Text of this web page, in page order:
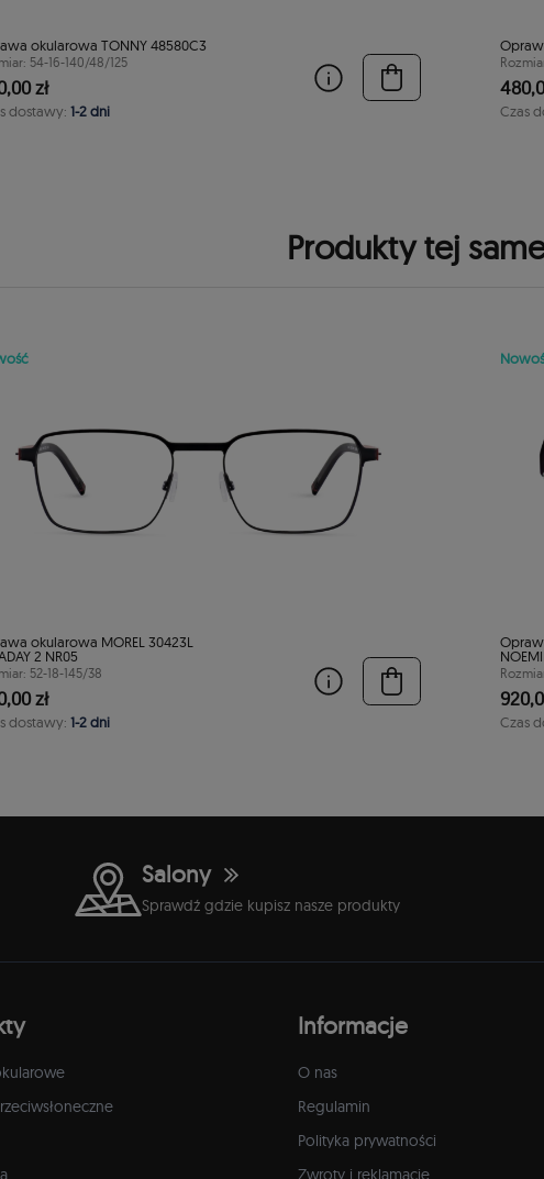
okularowa TONNY 48580C3
54-16-140/48/125
zł
dostawy: 1-2 dni Czas
Produkty tej
okularowa MOREL 30423L
2 NR05
52-18-145/38
zł
dostawy: 1-2 dni Czas
Salony
Sprawdź gdzie kupisz nasze produkty
Informacje
O nas
Regulamin
Polityka prywatności
Zwroty i reklamacje